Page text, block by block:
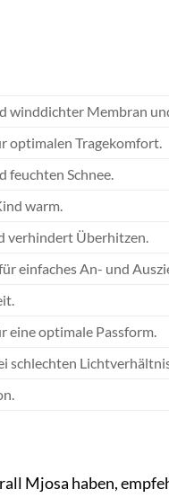
winddichter Membran
optimalen Tragekomfort.
feuchten Schnee.
warm.
verhindert Überhitzen.
einfaches An- und
eine optimale Passform.
schlechten
Mjosa haben,